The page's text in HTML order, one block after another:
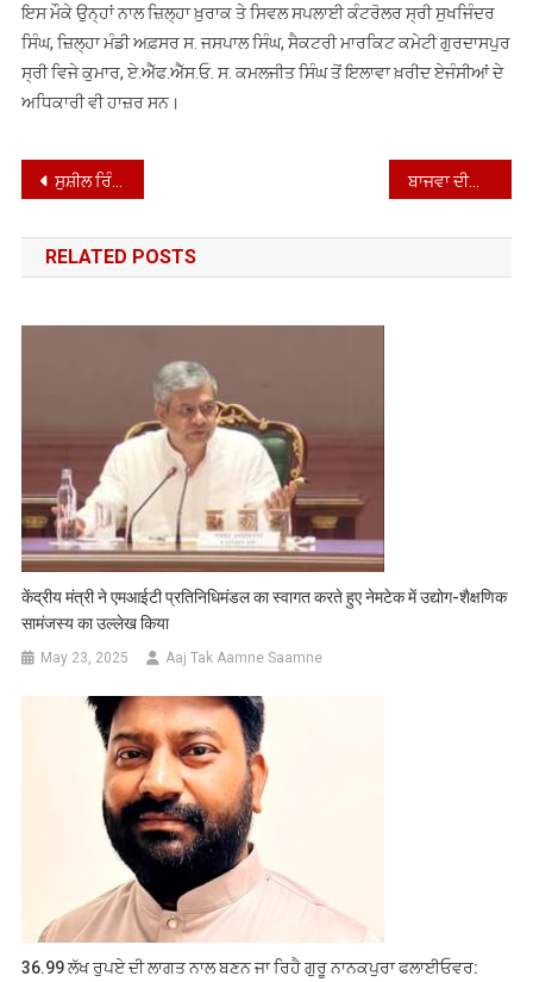
ਇਸ ਮੌਕੇ ਉਨ੍ਹਾਂ ਨਾਲ ਜ਼ਿਲ੍ਹਾ ਖ਼ੁਰਾਕ ਤੇ ਸਿਵਲ ਸਪਲਾਈ ਕੰਟਰੋਲਰ ਸ੍ਰੀ ਸੁਖਜਿੰਦਰ
ਸਿੰਘ, ਜ਼ਿਲ੍ਹਾ ਮੰਡੀ ਅਫ਼ਸਰ ਸ. ਜਸਪਾਲ ਸਿੰਘ, ਸੈਕਟਰੀ ਮਾਰਕਿਟ ਕਮੇਟੀ ਗੁਰਦਾਸਪੁਰ
ਸ੍ਰੀ ਵਿਜੇ ਕੁਮਾਰ, ਏ.ਐੱਫ.ਐੱਸ.ਓ. ਸ. ਕਮਲਜੀਤ ਸਿੰਘ ਤੋਂ ਇਲਾਵਾ ਖ਼ਰੀਦ ਏਜੰਸੀਆਂ ਦੇ
ਅਧਿਕਾਰੀ ਵੀ ਹਾਜ਼ਰ ਸਨ।
Post
navigation
ਸੁਸ਼ੀਲ ਰਿੰਕੂ ਨੇ ਡਾ: ਭੀਮ ਰਾਓ ਅੰਬੇਡਕਰ ਨੂੰ ਸ਼ਰਧਾਂਜਲੀ ਭੇਟ ਕੀਤੀ | ਬਾਜਵਾ ਦੀਆਂ ਟਿੱਪਣੀਆਂ ਉਨ੍ਹਾਂ ਦੀ ਨਿਰਾਸ਼ਾ ਨੂੰ ਦਰਸਾਉਂਦੀਆਂ ਹਨ: ਮਹਿੰਦਰ ਭਗਤ
RELATED POSTS
केंद्रीय मंत्री ने एमआईटी प्रतिनिधिमंडल का स्वागत करते हुए नेमटेक में उद्योग-शैक्षणिक
सामंजस्य का उल्लेख किया
May 23, 2025 Aaj Tak Aamne Saamne
36.99 ਲੱਖ ਰੁਪਏ ਦੀ ਲਾਗਤ ਨਾਲ ਬਣਨ ਜਾ ਰਿਹੈ ਗੁਰੂ ਨਾਨਕਪੁਰਾ ਫਲਾਈਓਵਰ: